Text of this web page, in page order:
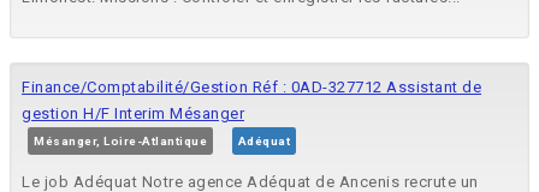
Finance/Comptabilité/Gestion Réf : 0AD-327712 Assistant de
gestion H/F Interim Mésanger
Mésanger, Loire-Atlantique Adéquat
Le job Adéquat Notre agence Adéquat de Ancenis recrute un